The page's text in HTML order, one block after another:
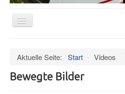
Navigation
an/aus
Datenschutz
Impressum
Aktuelle Seite: Start - Videos
Bewegte Bilder